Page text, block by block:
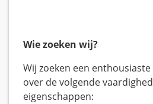
Wie zoeken wij?
Wij zoeken een
over de volgende
eigenschappen: